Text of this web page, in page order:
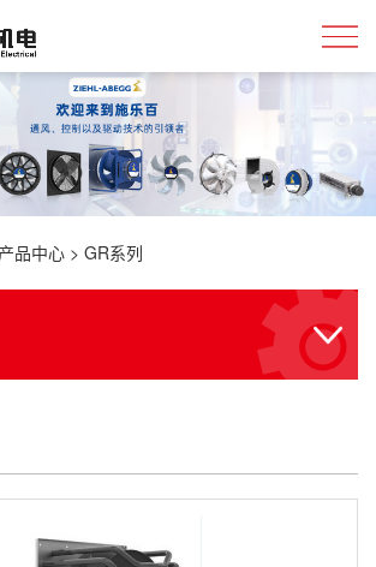
产品中心 > GR系列